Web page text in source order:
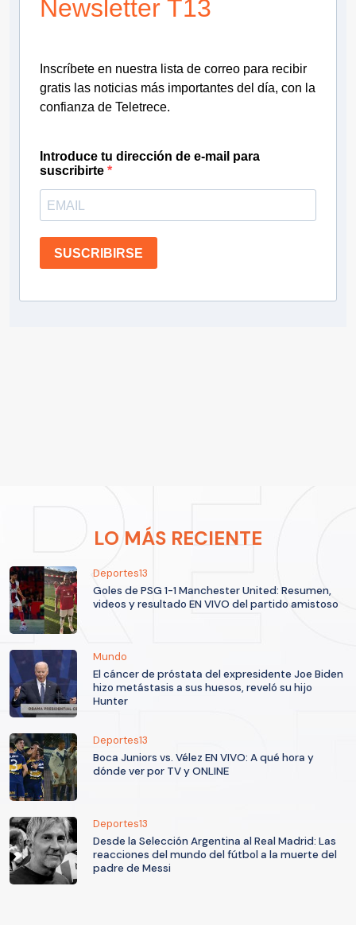
Newsletter T13
Inscríbete en nuestra lista de correo para recibir
gratis las noticias más importantes del día, con la
confianza de Teletrece.
Introduce tu dirección de e-mail para
suscribirte
SUSCRIBIRSE
LO MÁS RECIENTE
Deportes13
Goles de PSG 1-1 Manchester United: Resumen,
videos y resultado EN VIVO del partido amistoso
Mundo
El cáncer de próstata del expresidente Joe Biden
hizo metástasis a sus huesos, reveló su hijo
Hunter
Deportes13
Boca Juniors vs. Vélez EN VIVO: A qué hora y
dónde ver por TV y ONLINE
Deportes13
Desde la Selección Argentina al Real Madrid: Las
reacciones del mundo del fútbol a la muerte del
padre de Messi